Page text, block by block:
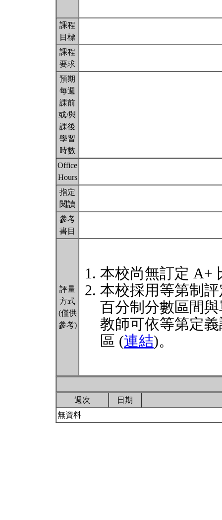
課程
目標
課程
要求
預期
每週
課前
或/與
課後
學習
時數
Office
Hours
指定
閱讀
參考
書目
評量
方式
(僅供
參考)
本校尚無訂定 A+
本校採用等第制
百分制分數區間
教師可依等第定
區 (連結)。
週次
日期
無資料